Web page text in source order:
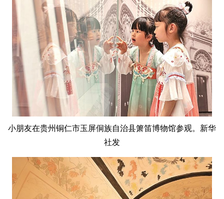
小朋友在贵州铜仁市玉屏侗族自治县箫笛博物馆参观。新华
社发